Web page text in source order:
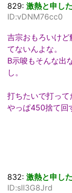
829: 激熱と申し
ID:vDNM76cc0
吉宗おもろいけ
てないんよな。
B示唆もそんな出
し。
打ちたいで打って
やっぱ450捨て回
832: 激熱と申し
ID:sII3G8Jrd